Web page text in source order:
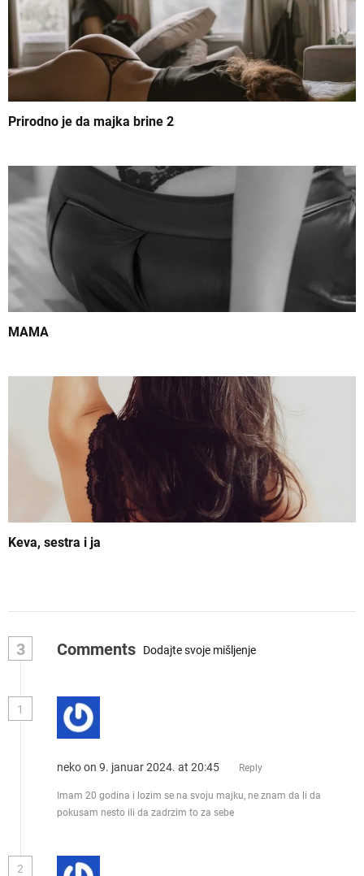
e
l
k
a
Prirodno je da majka brine 2
MAMA
Keva, sestra i ja
3 Comments Dodajte svoje mišljenje
1
nekoon 9. januar 2024. at 20:45 Reply
Imam 20 godina i lozim se na svoju majku, ne znam da li da
pokusam nesto ili da zadrzim to za sebe
2